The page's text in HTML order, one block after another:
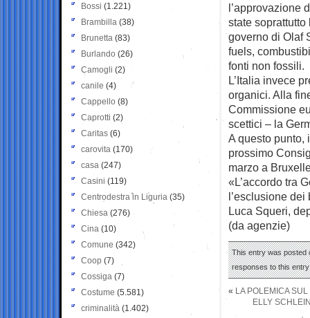
l’approvazione
state
governo di Olaf
fuels,
fonti non fossili.
L’Italia invece
organici. Alla
Commissione
scettici – la
A questo punto,
prossimo
marzo a
«L’accordo tra
l’esclusione
Luca Squeri,
(da agenzie)
This entry was posted
responses to this
« LA POLEMICA
ELLY
Bossi (1.221)
Brambilla (38)
Brunetta (83)
Burlando (26)
Camogli (2)
canile (4)
Cappello (8)
Caprotti (2)
Caritas (6)
carovita (170)
casa (247)
Casini (119)
Centrodestra in Liguria (35)
Chiesa (276)
Cina (10)
Comune (342)
Coop (7)
Cossiga (7)
Costume (5.581)
criminalità (1.402)